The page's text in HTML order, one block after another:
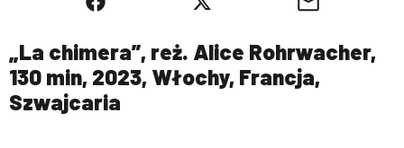
„La chimera”, reż. Alice Rohrwacher,
130 min, 2023, Włochy, Francja,
Szwajcaria